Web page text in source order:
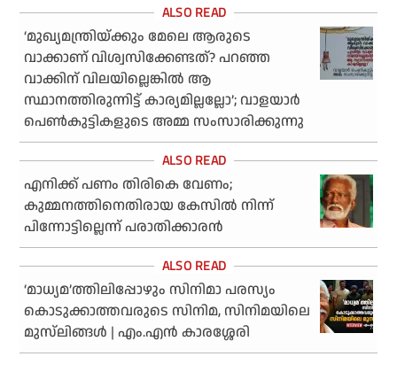
‘മുഖ്യമന്ത്രിയ്ക്കും മേലെ ആരുടെ
വാക്കാണ് വിശ്വസിക്കേണ്ടത്? പറഞ്ഞ
വാക്കിന് വിലയില്ലെങ്കില്‍ ആ
സ്ഥാനത്തിരുന്നിട്ട് കാര്യമില്ലല്ലോ’; വാളയാര്‍
പെണ്‍കുട്ടികളുടെ അമ്മ സംസാരിക്കുന്നു
എനിക്ക് പണം തിരികെ വേണം;
കുമ്മനത്തിനെതിരായ കേസില്‍ നിന്ന്
പിന്നോട്ടില്ലെന്ന് പരാതിക്കാരന്‍
‘മാധ്യമ’ത്തിലിപ്പോഴും സിനിമാ പരസ്യം
കൊടുക്കാത്തവരുടെ സിനിമ, സിനിമയിലെ
മുസ്‌ലിങ്ങള്‍ | എം.എന്‍ കാരശ്ശേരി